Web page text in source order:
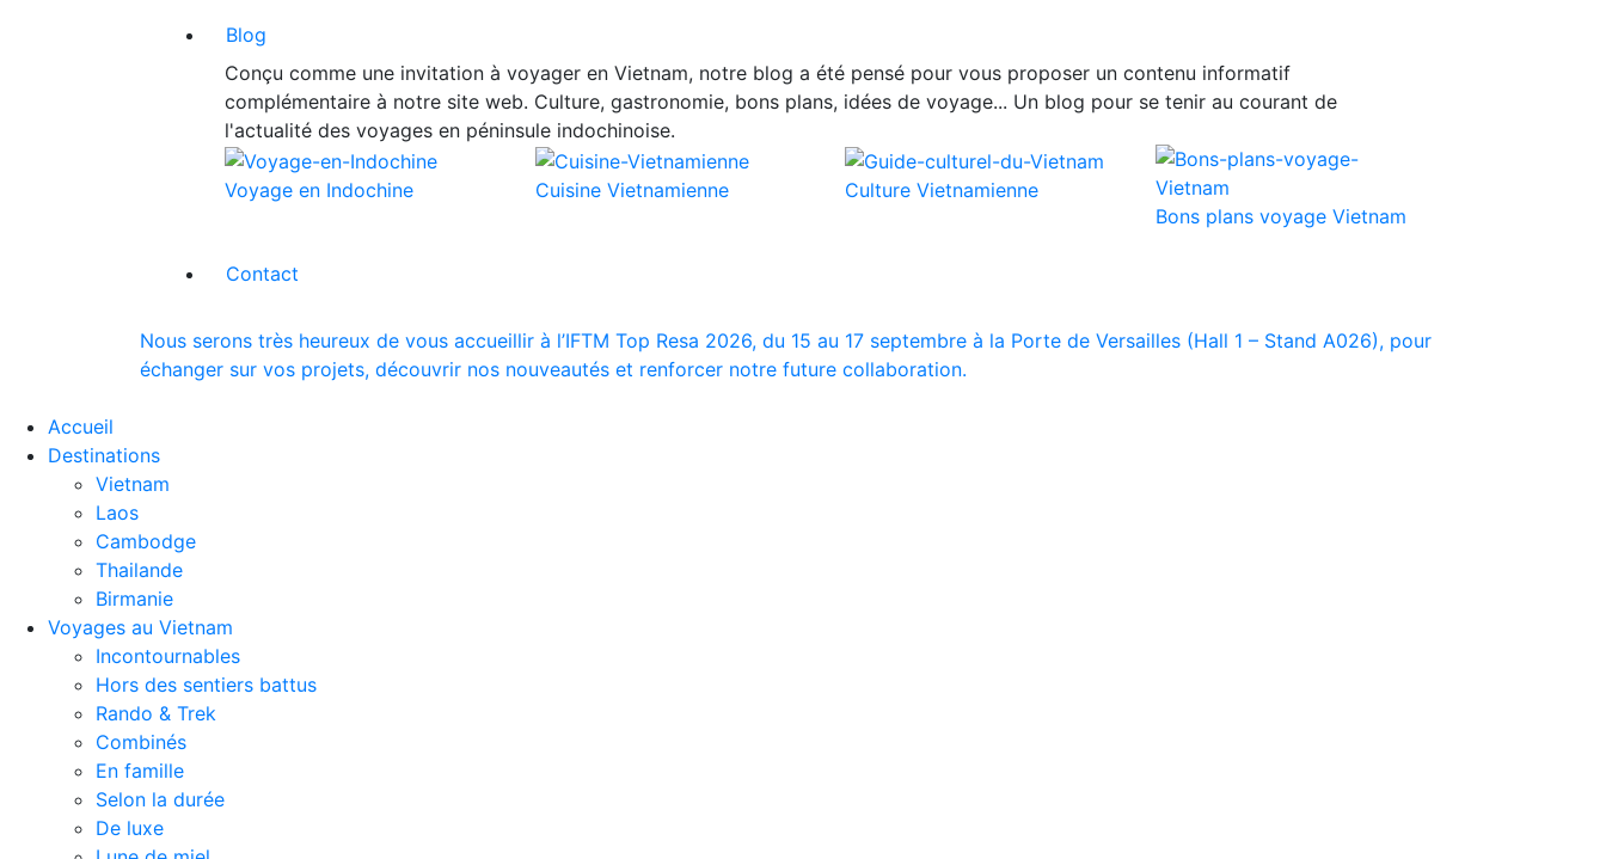
Blog
Conçu comme une invitation à voyager en Vietnam, notre blog a été pensé pour vous proposer un contenu informatif
complémentaire à notre site web. Culture, gastronomie, bons plans, idées de voyage... Un blog pour se tenir au courant de
l'actualité des voyages en péninsule indochinoise.
Voyage en Indochine Cuisine Vietnamienne
Culture Vietnamienne
Bons plans voyage Vietnam
Contact
Nous serons très heureux de vous accueillir à l’IFTM Top Resa 2026, du 15 au 17 septembre à la Porte de Versailles (Hall 1 – Stand A026), pour
échanger sur vos projets, découvrir nos nouveautés et renforcer notre future collaboration.
Accueil
Destinations
Vietnam
Laos
Cambodge
Thailande
Birmanie
Voyages au Vietnam
Incontournables
Hors des sentiers battus
Rando & Trek
Combinés
En famille
Selon la durée
De luxe